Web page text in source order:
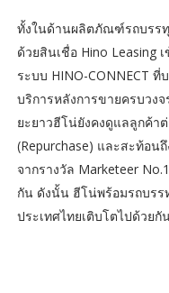
ทั้งในด้านผลิตภัณฑ์รถบรรทุ
ด้วยสินเชื่อ Hino Leasing
ระบบ HINO-CONNECT
บริการหลังการขายครบวง
ยะยาวฮีโน่ยังคงดูแลลูกค้า
(Repurchase) และสะท้อน
จากรางวัล Marketeer
กัน ดังนั้น ฮีโน่พร้อมรถบร
ประเทศไทยเติบโตไปด้วย